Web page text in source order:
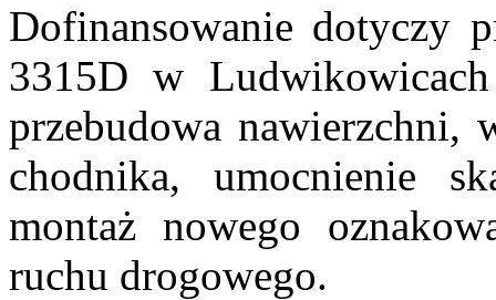
Dofinansowanie dotyczy
3315D w
przebudowa nawierzchni,
chodnika, umocnienie
montaż nowego
ruchu drogowego.